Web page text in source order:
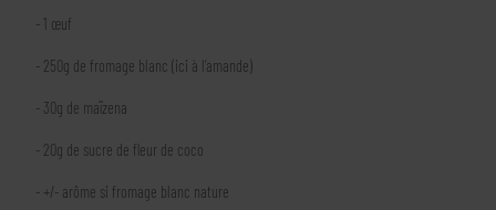
- 1 œuf
- 250g de fromage blanc (ici à l’amande)
- 30g de maïzena
- 20g de sucre de fleur de coco
- +/- arôme si fromage blanc nature